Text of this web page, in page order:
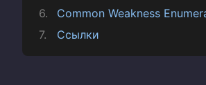
Common Weakness
Ссылки